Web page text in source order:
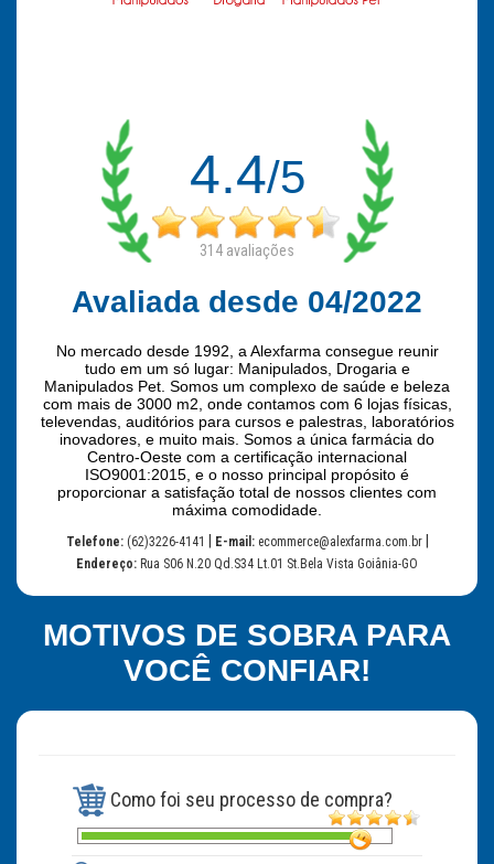
4.4/5
314 avaliações
Avaliada desde 04/2022
No mercado desde 1992, a Alexfarma consegue reunir
tudo em um só lugar: Manipulados, Drogaria e
Manipulados Pet. Somos um complexo de saúde e beleza
com mais de 3000 m2, onde contamos com 6 lojas físicas,
televendas, auditórios para cursos e palestras, laboratórios
inovadores, e muito mais. Somos a única farmácia do
Centro-Oeste com a certificação internacional
ISO9001:2015, e o nosso principal propósito é
proporcionar a satisfação total de nossos clientes com
máxima comodidade.
Telefone: (62)3226-4141 E-mail:ecommerce@alexfarma.com.br
Endereço: Rua S06 N.20 Qd.S34 Lt.01 St.Bela Vista Goiânia-GO
MOTIVOS DE SOBRA PARA
VOCÊ CONFIAR!
Como foi seu processo de compra?